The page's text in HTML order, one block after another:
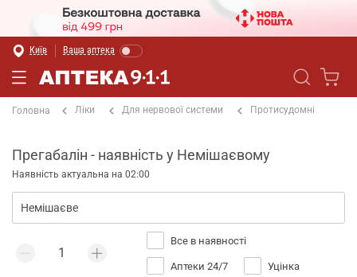
Київ Ваша аптека
Головна Ліки Для нервової системи Протисудомні
Прегабалін - наявність у Немішаєвому
Наявність актуальна на 02:00
Все в наявності
Аптеки 24/7 Уцінка